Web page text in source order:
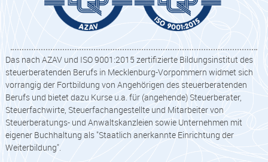
Das nach AZAV und ISO 9001:2015 zertifizierte Bildungsinstitut des
steuerberatenden Berufs in Mecklenburg-Vorpommern widmet sich
vorrangig der Fortbildung von Angehörigen des steuerberatenden
Berufs und bietet dazu Kurse u.a. für (angehende) Steuerberater,
Steuerfachwirte, Steuerfachangestellte und Mitarbeiter von
Steuerberatungs- und Anwaltskanzleien sowie Unternehmen mit
eigener Buchhaltung als "Staatlich anerkannte Einrichtung der
Weiterbildung".